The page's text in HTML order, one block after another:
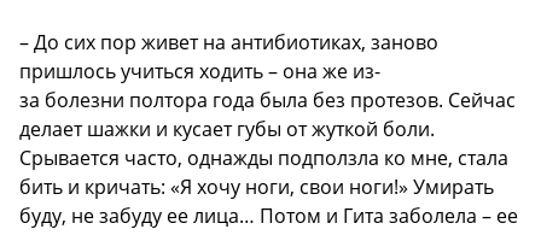
– До сих пор живет на антибиотиках, заново
пришлось учиться ходить – она же из-
за болезни полтора года была без протезов. Сейчас
делает шажки и кусает губы от жуткой боли.
Срывается часто, однажды подползла ко мне, стала
бить и кричать: «Я хочу ноги, свои ноги!» Умирать
буду, не забуду ее лица… Потом и Гита заболела – ее